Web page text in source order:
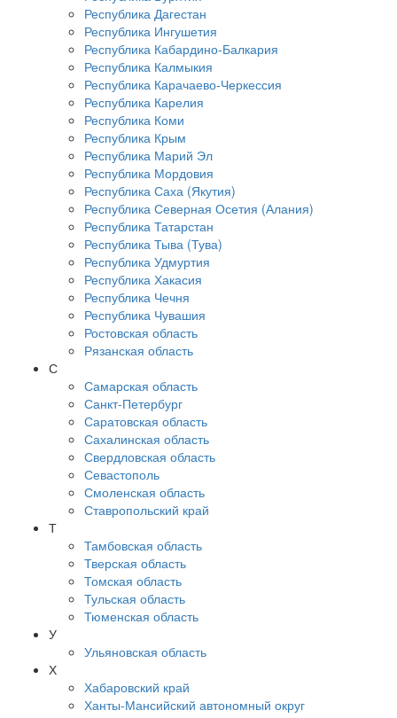
Республика Дагестан
Республика Ингушетия
Республика Кабардино-Балкария
Республика Калмыкия
Республика Карачаево-Черкессия
Республика Карелия
Республика Коми
Республика Крым
Республика Марий Эл
Республика Мордовия
Республика Саха (Якутия)
Республика Северная Осетия (Алания)
Республика Татарстан
Республика Тыва (Тува)
Республика Удмуртия
Республика Хакасия
Республика Чечня
Республика Чувашия
Ростовская область
Рязанская область
С
Самарская область
Санкт-Петербург
Саратовская область
Сахалинская область
Свердловская область
Севастополь
Смоленская область
Ставропольский край
Т
Тамбовская область
Тверская область
Томская область
Тульская область
Тюменская область
У
Ульяновская область
Х
Хабаровский край
Ханты-Мансийский автономный округ